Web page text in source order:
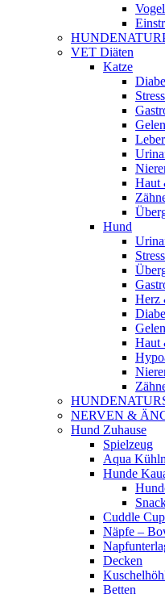
VET Diäten
Katze
Haut
Hund
Herz
Haut
NERVEN &
Hund Zuhause
Spielzeug
Aqua
Hunde
Cuddle
Näpfe –
Decken
Betten